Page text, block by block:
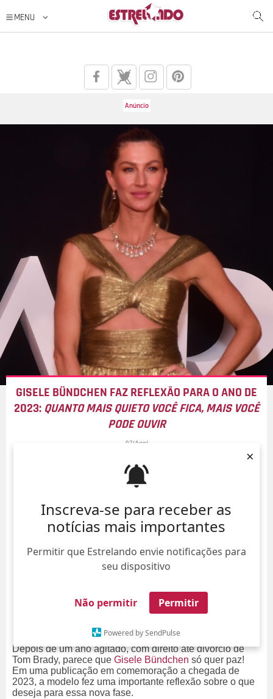
Inscreva-se para receber as
notícias mais importantes
Permitir que Estrelando envie notificações para
seu dispositivo
Não permitir Permitir
Powered by SendPulse
×
GISELE BÜNDCHEN FAZ REFLEXÃO PARA O ANO DE
2023: QUANTO MAIS QUIETO VOCÊ FICA, MAIS VOCÊ
PODE OUVIR
07/Ago/
Depois de um ano agitado, com direito até divórcio de
Tom Brady, parece que Gisele Bündchen só quer paz!
Em uma publicação em comemoração a chegada de
2023, a modelo fez uma importante reflexão sobre o que
deseja para essa nova fase.